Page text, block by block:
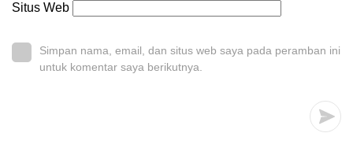
Situs Web
Simpan nama, email, dan situs web saya pada peramban ini
untuk komentar saya berikutnya.